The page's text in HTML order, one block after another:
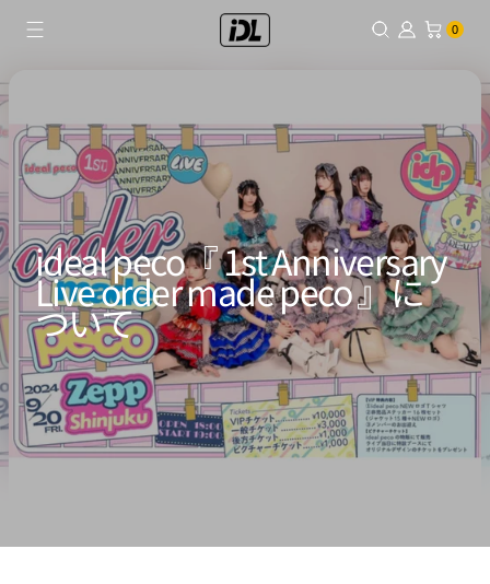
ン
に
ス
キ
ッ
プ
00個のアイテム
ideal peco『 1st Anniversary
Live order made peco 』に
ついて